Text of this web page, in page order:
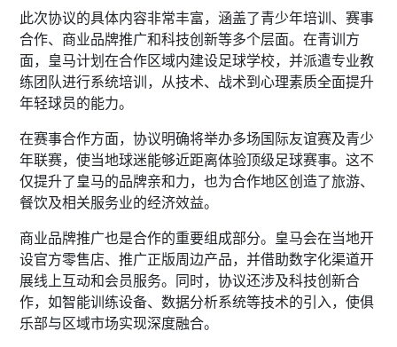
此次协议的具体内容非常丰富，涵盖了青少年培训、赛事
合作、商业品牌推广和科技创新等多个层面。在青训方
面，皇马计划在合作区域内建设足球学校，并派遣专业教
练团队进行系统培训，从技术、战术到心理素质全面提升
年轻球员的能力。
在赛事合作方面，协议明确将举办多场国际友谊赛及青少
年联赛，使当地球迷能够近距离体验顶级足球赛事。这不
仅提升了皇马的品牌亲和力，也为合作地区创造了旅游、
餐饮及相关服务业的经济效益。
商业品牌推广也是合作的重要组成部分。皇马会在当地开
设官方零售店、推广正版周边产品，并借助数字化渠道开
展线上互动和会员服务。同时，协议还涉及科技创新合
作，如智能训练设备、数据分析系统等技术的引入，使俱
乐部与区域市场实现深度融合。